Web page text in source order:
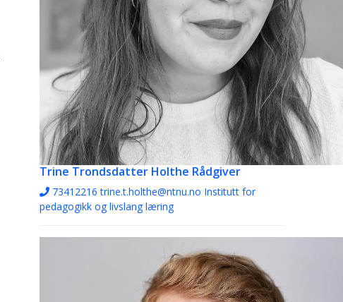
Trine Trondsdatter Holthe Rådgiver
73412216 trine.t.holthe@ntnu.no Institutt for
pedagogikk og livslang læring